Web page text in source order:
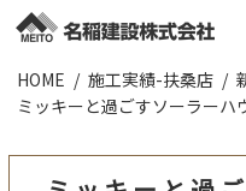
施工実績
お知らせ
HOME 施工実績-扶桑店
ミッキーと過ごすソーラーハ